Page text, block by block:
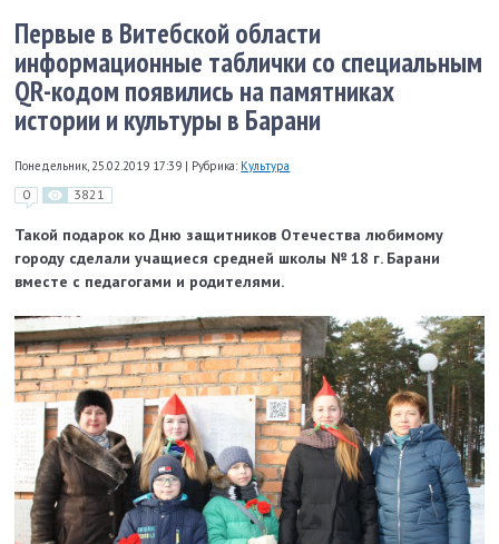
Первые в Витебской области
информационные таблички со специальным
QR-кодом появились на памятниках
истории и культуры в Барани
Понедельник, 25.02.2019 17:39 | Рубрика: Культура
0 3821
Такой подарок ко Дню защитников Отечества любимому
городу сделали учащиеся средней школы № 18 г. Барани
вместе с педагогами и родителями.